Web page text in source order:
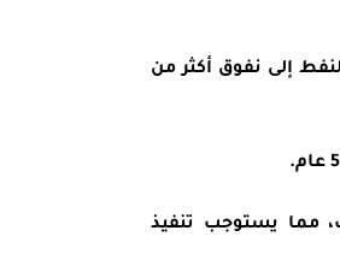
إلى نفوق أكثر من
الخام المسرب، مما يستوجب تنفيذ